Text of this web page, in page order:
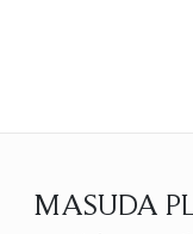
MASUDA